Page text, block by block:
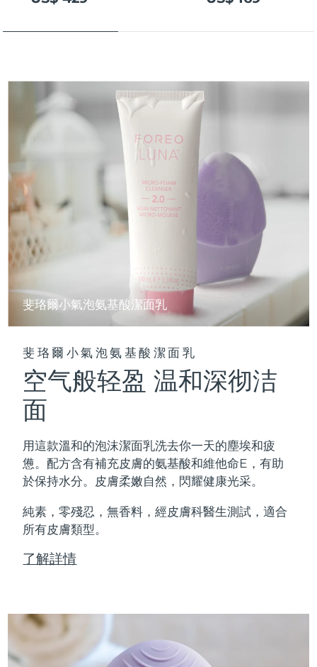
斐珞爾小氣泡氨基酸潔面乳
斐珞爾小氣泡氨基酸潔面乳
空气般轻盈 温和深彻洁
面
用這款溫和的泡沫潔面乳洗去你一天的塵埃和疲
憊。配方含有補充皮膚的氨基酸和維他命E，有助
於保持水分。皮膚柔嫩自然，閃耀健康光采。
純素，零殘忍，無香料，經皮膚科醫生測試，適合
所有皮膚類型。
了解詳情